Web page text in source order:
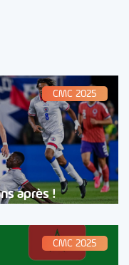
CMC 2025
après !
CMC 2025